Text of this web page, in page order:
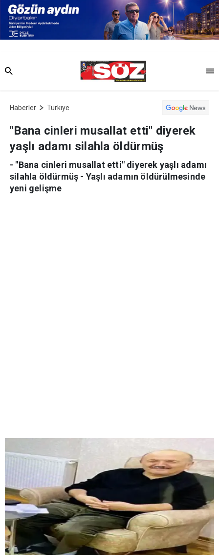
Haberler Türkiye
"Bana cinleri musallat etti" diyerek
yaşlı adamı silahla öldürmüş
- "Bana cinleri musallat etti" diyerek yaşlı adamı
silahla öldürmüş - Yaşlı adamın öldürülmesinde
yeni gelişme